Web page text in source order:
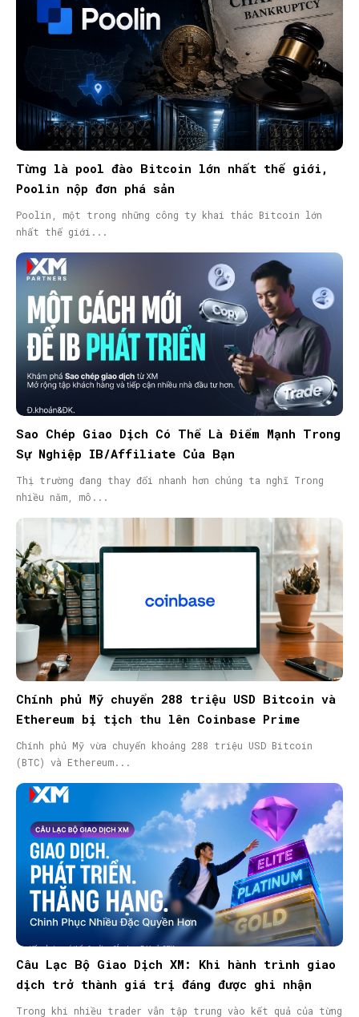
Từng là pool đào Bitcoin lớn nhất thế giới,
Poolin nộp đơn phá sản
Poolin, một trong những công ty khai thác Bitcoin lớn
nhất thế giới...
Sao Chép Giao Dịch Có Thể Là Điểm Mạnh Trong
Sự Nghiệp IB/Affiliate Của Bạn
Thị trường đang thay đổi nhanh hơn chúng ta nghĩ Trong
nhiều năm, mô...
Chính phủ Mỹ chuyển 288 triệu USD Bitcoin và
Ethereum bị tịch thu lên Coinbase Prime
Chính phủ Mỹ vừa chuyển khoảng 288 triệu USD Bitcoin
(BTC) và Ethereum...
Câu Lạc Bộ Giao Dịch XM: Khi hành trình giao
dịch trở thành giá trị đáng được ghi nhận
Trong khi nhiều trader vẫn tập trung vào kết quả của từng